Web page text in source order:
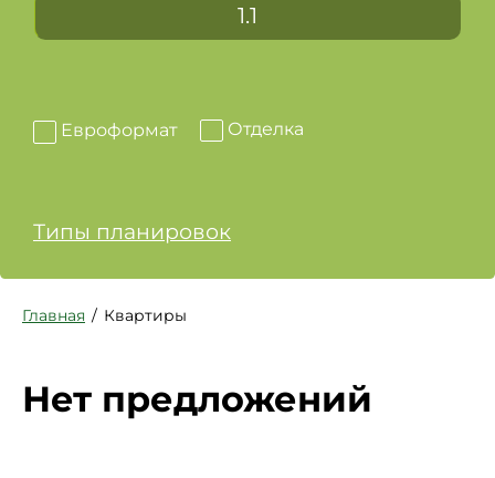
1.1
Евроформат Отделка
Типы планировок
Главная Квартиры
Нет предложений